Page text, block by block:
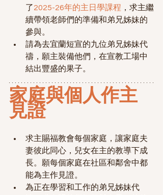
了2025-26年的主日學課程 ，求主繼
續帶領老師們的準備和弟兄姊妹的
參與。
請為去宜蘭短宣的九位弟兄姊妹代
禱，願主裝備他們，在宣教工場中
結出豐盛的果子。
家庭與個人作主
見證
求主賜福教會每個家庭，讓家庭夫
妻彼此同心，兒女在主的教導下成
長。願每個家庭在社區和鄰舍中都
能為主作見證。
為正在學習和工作的弟兄姊妹代